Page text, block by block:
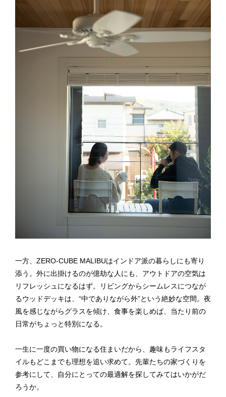
一方、ZERO-CUBE MALIBUはインドア派の暮らしにも寄り
添う。外に出掛けるのが億劫な人にも、アウトドアの空気は
リフレッシュになるはず。リビングからシームレスにつなが
るウッドデッキは、“中でありながら外”という絶妙な空間。夜
風を感じながらグラスを傾け、食事を楽しめば、当たり前の
日常がちょっと特別になる。
一生に一度の買い物になる住まいだから、趣味もライフスタ
イルもどこまでも理想を追い求めて。先輩たちの家づくりを
参考にして、自分にとっての最適解を探してみてはいかがだ
ろうか。